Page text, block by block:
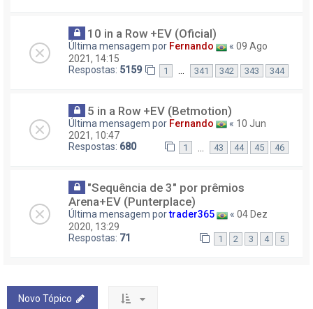
10 in a Row +EV (Oficial)
Última mensagem por Fernando « 09 Ago
2021, 14:15
Respostas: 5159 1 341 342 343 344
5 in a Row +EV (Betmotion)
Última mensagem por Fernando « 10 Jun
2021, 10:47
Respostas: 680 1 43 44 45 46
"Sequência de 3" por prêmios
Arena+EV (Punterplace)
Última mensagem portrader365 « 04 Dez
2020, 13:29
Respostas: 71 1 2 3 4 5
Novo Tópico